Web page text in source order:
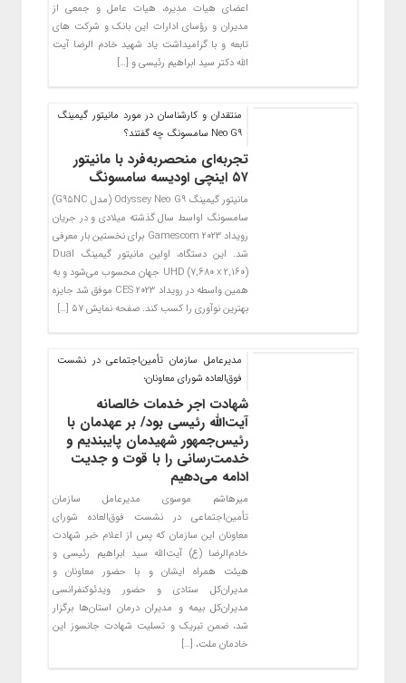
اعضای هیات مدیره، هیات عامل و جمعی از
مدیران و رؤسای ادارات این بانک و شرکت های
تابعه و با گرامیداشت یاد شهید خادم الرضا آیت
الله دکتر سید ابراهیم رئیسی و […]
منتقدان و کارشناسان در مورد مانیتور گیمینگ
Neo G9 سامسونگ چه گفتند؟
تجربه‌ای منحصربه‌فرد با مانیتور
۵۷ اینچی اودیسه سامسونگ
مانیتور گیمینگ Odyssey Neo G9 (مدل G95NC)
سامسونگ اواسط سال گذشته میلادی و در جریان
رویداد Gamescom 2023 برای نخستین بار معرفی
شد. این دستگاه، اولین مانیتور گیمینگ Dual
UHD (7,680 x 2,160) جهان محسوب می‌شود و به
همین واسطه در رویداد CES 2023 موفق شد جایزه
بهترین نوآوری را کسب کند. صفحه نمایش ۵۷ […]
مدیرعامل سازمان تأمین‌اجتماعی در نشست
فوق‌العاده شورای معاونان؛
شهادت اجر‌ خدمات خالصانه
آیت‌الله رئیسی بود/ بر عهدمان با
رئیس‌جمهور شهیدمان پایبندیم و
خدمت‌رسانی را با قوت و جدیت
ادامه می‌دهیم
میرهاشم موسوی مدیرعامل سازمان
تأمین‌اجتماعی در نشست فوق‌العاده شورای
معاونان این سازمان که پس از اعلام خبر شهادت
خادم‌الرضا (ع) آیت‌الله سید ابراهیم رئیسی و
هیئت همراه ایشان و با حضور معاونان و
مدیران‌کل ستادی و حضور ویدئوکنفرانسی
مدیران‌کل بیمه و مدیران درمان استان‌ها برگزار
شد، ضمن تبریک و تسلیت شهادت جانسوز این
خادمان ملت، […]